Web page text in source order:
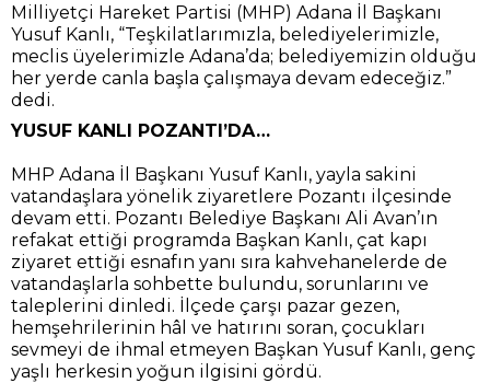
Milliyetçi Hareket Partisi (MHP) Adana İl Başkanı
Yusuf Kanlı, “Teşkilatlarımızla, belediyelerimizle,
meclis üyelerimizle Adana’da; belediyemizin olduğu
her yerde canla başla çalışmaya devam edeceğiz.”
dedi.
YUSUF KANLI POZANTI’DA…
MHP Adana İl Başkanı Yusuf Kanlı, yayla sakini
vatandaşlara yönelik ziyaretlere Pozantı ilçesinde
devam etti. Pozantı Belediye Başkanı Ali Avan’ın
refakat ettiği programda Başkan Kanlı, çat kapı
ziyaret ettiği esnafın yanı sıra kahvehanelerde de
vatandaşlarla sohbette bulundu, sorunlarını ve
taleplerini dinledi. İlçede çarşı pazar gezen,
hemşehrilerinin hâl ve hatırını soran, çocukları
sevmeyi de ihmal etmeyen Başkan Yusuf Kanlı, genç
yaşlı herkesin yoğun ilgisini gördü.